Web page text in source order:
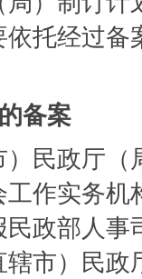
托经过
备案
民政厅
作实务
政部人
市）民